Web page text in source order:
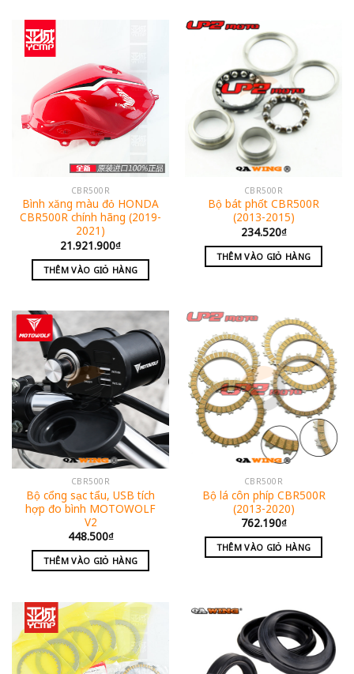
CBR500R
Bình xăng màu đỏ HONDA
CBR500R chính hãng (2019-
2021)
21.921.900₫
THÊM VÀO GIỎ HÀNG
CBR500R
Bộ bát phốt CBR500R
(2013-2015)
234.520₫
THÊM VÀO GIỎ HÀNG
CBR500R
Bộ cổng sạc tẩu, USB tích
hợp đo bình MOTOWOLF
V2
448.500₫
THÊM VÀO GIỎ HÀNG
CBR500R
Bộ lá côn phíp CBR500R
(2013-2020)
762.190₫
THÊM VÀO GIỎ HÀNG